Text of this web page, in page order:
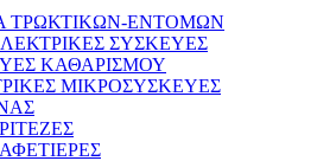
ΤΡΩΚΤΙΚΩΝ-ΕΝΤΟΜΩΝ
ΣΥΣΚΕΥΕΣ
ΚΑΘΑΡΙΣΜΟΥ
ΜΙΚΡΟΣΥΣΚΕΥΕΣ